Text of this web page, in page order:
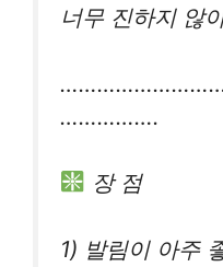
너무 진하지 않
…………….
장 점
1) 발림이 아주